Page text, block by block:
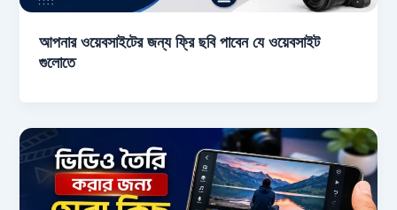
আপনার ওয়েবসাইটের জন্য ফ্রি ছবি পাবেন যে ওয়েবসাইট
গুলোতে